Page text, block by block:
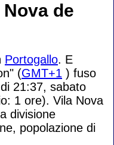
de
Portogallo. E
(GMT+1 ) fuso
21:37, sabato
1 ore). Vila Nova
divisione
popolazione di